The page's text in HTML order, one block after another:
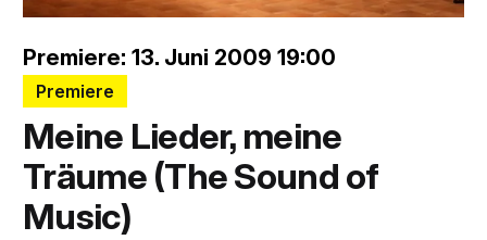
Premiere: 13. Juni 2009 19:00
Premiere
Meine Lieder, meine
Träume (The Sound of
Music)